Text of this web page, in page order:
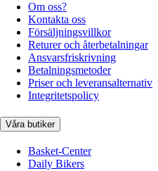
Om oss?
Kontakta oss
Försäljningsvillkor
Returer och återbetalningar
Ansvarsfriskrivning
Betalningsmetoder
Priser och leveransalternativ
Integritetspolicy
Våra butiker
Basket-Center
Daily Bikers